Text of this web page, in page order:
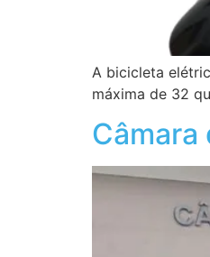
A bicicleta
máxima de 32